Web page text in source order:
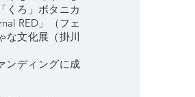
くろ」ボタニカ
RED」（フェ
な文化展（掛川
ンディングに成